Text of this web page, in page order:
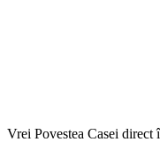
Vrei Povestea Casei